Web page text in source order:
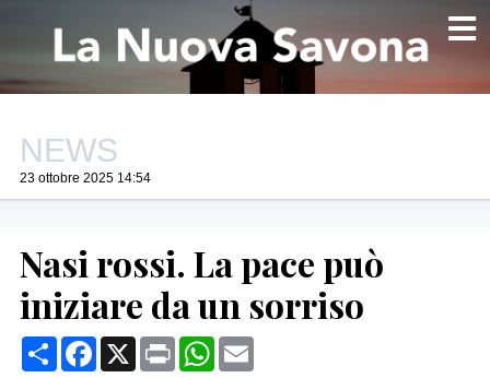
NEWS
23 ottobre 2025 14:54
Nasi rossi. La pace può
iniziare da un sorriso
CondividiFacebook
X Print WhatsApp
Email